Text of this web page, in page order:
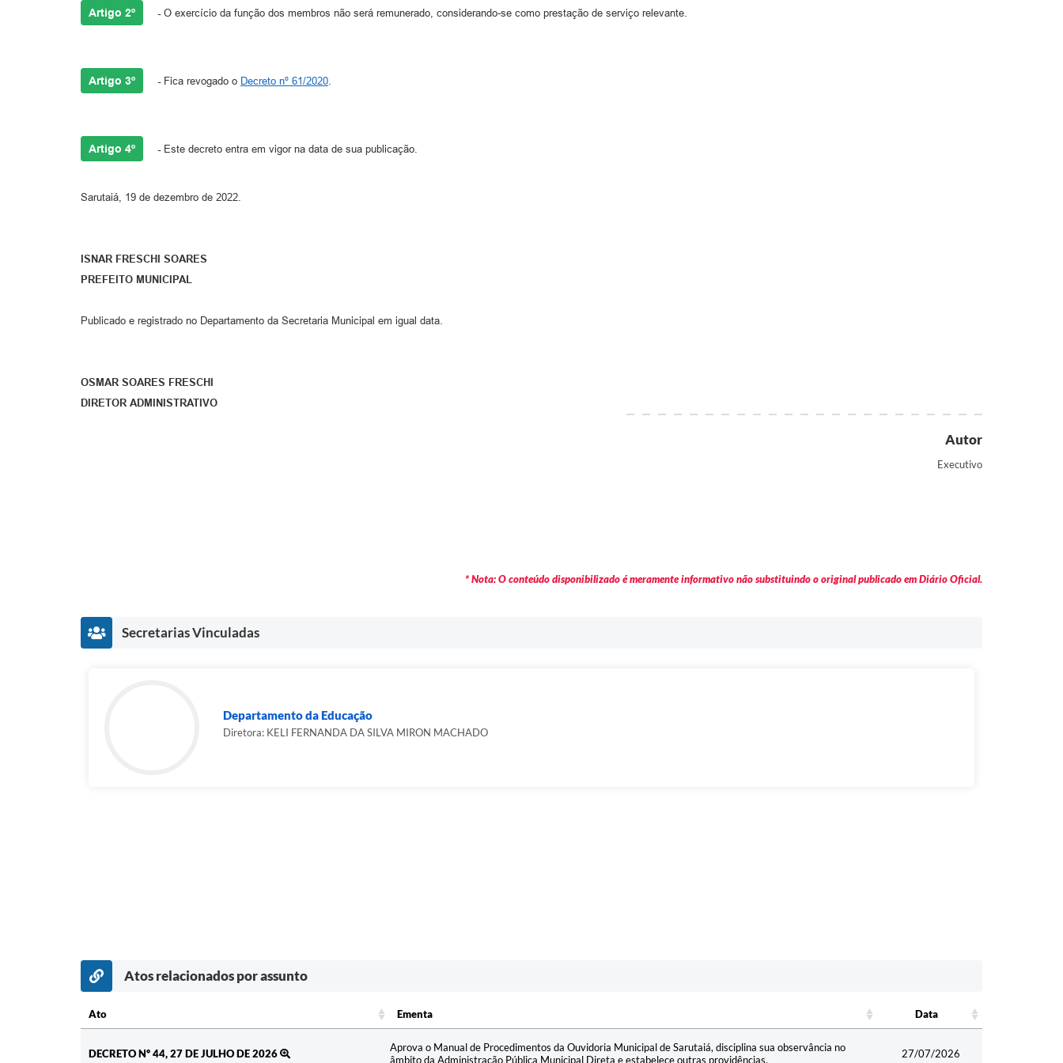
Artigo 2º - O exercício da função dos membros não será remunerado, considerando-se como prestação de serviço relevante.
Artigo 3º - Fica revogado o Decreto nº 61/2020
Artigo 4º - Este decreto entra em vigor na data de sua publicação.
Sarutaiá, 19 de dezembro de 2022.
ISNAR FRESCHI SOARES
PREFEITO MUNICIPAL
Publicado e registrado no Departamento da Secretaria Municipal em igual data.
OSMAR SOARES FRESCHI
DIRETOR ADMINISTRATIVO
Autor
Executivo
* Nota: O conteúdo disponibilizado é meramente informativo não substituindo o original publicado em Diário Oficial.
Secretarias Vinculadas
Departamento da Educação
Diretora: KELI FERNANDA DA SILVA MIRON MACHADO
Atos relacionados por assunto
Ato Ementa
Data
DECRETO Nº 44, 27 DE JULHO DE 2026
Aprova o Manual de Procedimentos da Ouvidoria Municipal de Sarutaiá, disciplina sua observância no
âmbito da Administração Pública Municipal Direta e estabelece outras providências.
27/07/2026